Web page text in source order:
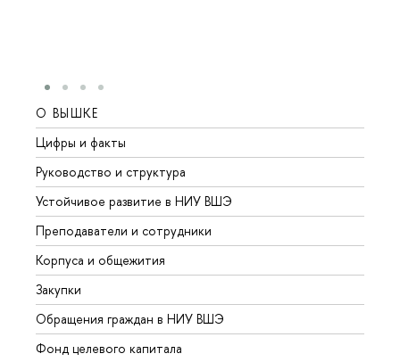
О ВЫШКЕ
Цифры и факты
Руководство и структура
Устойчивое развитие в НИУ ВШЭ
Преподаватели и сотрудники
Корпуса и общежития
Закупки
Обращения граждан в НИУ ВШЭ
Фонд целевого капитала